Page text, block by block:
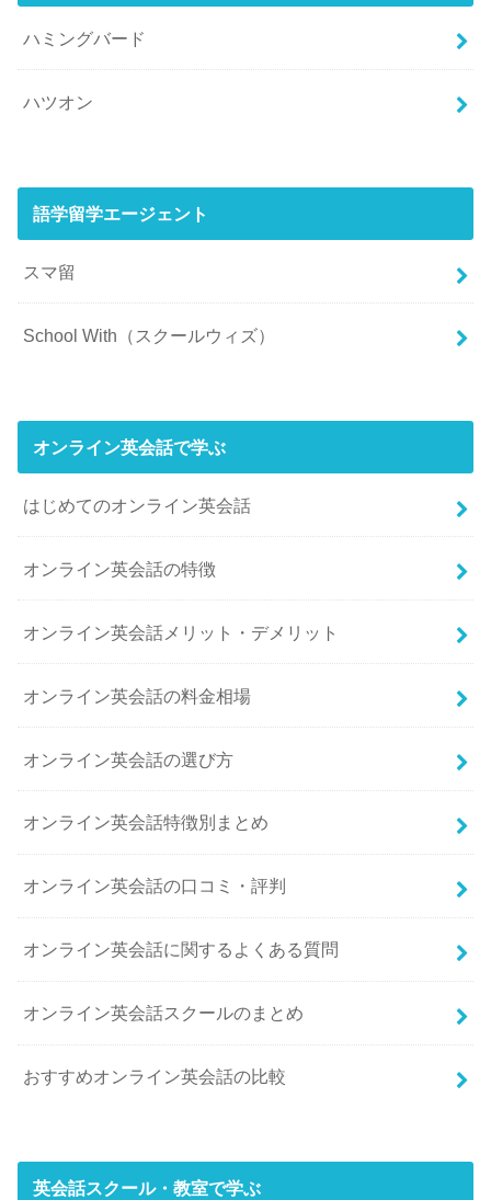
ハミングバード
ハツオン
語学留学エージェント
スマ留
School With（スクールウィズ）
オンライン英会話で学ぶ
はじめてのオンライン英会話
オンライン英会話の特徴
オンライン英会話メリット・デメリット
オンライン英会話の料金相場
オンライン英会話の選び方
オンライン英会話特徴別まとめ
オンライン英会話の口コミ・評判
オンライン英会話に関するよくある質問
オンライン英会話スクールのまとめ
おすすめオンライン英会話の比較
英会話スクール・教室で学ぶ